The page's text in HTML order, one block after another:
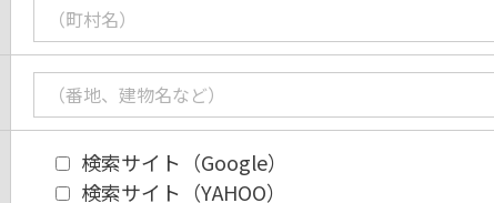
検索サイト（Google）
検索サイト（YAHOO）